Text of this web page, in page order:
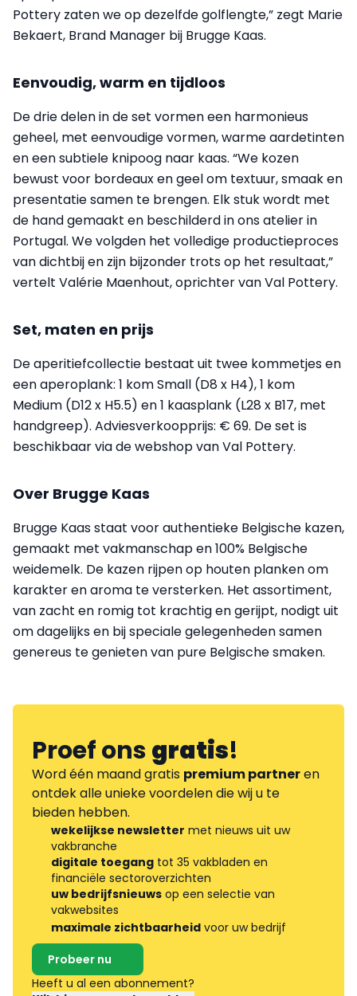
Pottery zaten we op dezelfde golflengte,” zegt Marie
Bekaert, Brand Manager bij Brugge Kaas.
Eenvoudig, warm en tijdloos
De drie delen in de set vormen een harmonieus
geheel, met eenvoudige vormen, warme aardetinten
en een subtiele knipoog naar kaas. “We kozen
bewust voor bordeaux en geel om textuur, smaak en
presentatie samen te brengen. Elk stuk wordt met
de hand gemaakt en beschilderd in ons atelier in
Portugal. We volgden het volledige productieproces
van dichtbij en zijn bijzonder trots op het resultaat,”
vertelt Valérie Maenhout, oprichter van Val Pottery.
Set, maten en prijs
De aperitiefcollectie bestaat uit twee kommetjes en
een aperoplank: 1 kom Small (D8 x H4), 1 kom
Medium (D12 x H5.5) en 1 kaasplank (L28 x B17, met
handgreep). Adviesverkoopprijs: € 69. De set is
beschikbaar via de webshop van Val Pottery.
Over Brugge Kaas
Brugge Kaas staat voor authentieke Belgische kazen,
gemaakt met vakmanschap en 100% Belgische
weidemelk. De kazen rijpen op houten planken om
karakter en aroma te versterken. Het assortiment,
van zacht en romig tot krachtig en gerijpt, nodigt uit
om dagelijks en bij speciale gelegenheden samen
genereus te genieten van pure Belgische smaken.
Proef onsgratis!
Word één maand gratis premium partneren
ontdek alle unieke voordelen die wij u te
bieden hebben.
wekelijkse newsletter met nieuws uit uw
vakbranche
digitale toegang tot 35 vakbladen en
financiële sectoroverzichten
uw bedrijfsnieuws op een selectie van
vakwebsites
maximale zichtbaarheid voor uw bedrijf
Probeer nu
Heeft u al een abonnement?